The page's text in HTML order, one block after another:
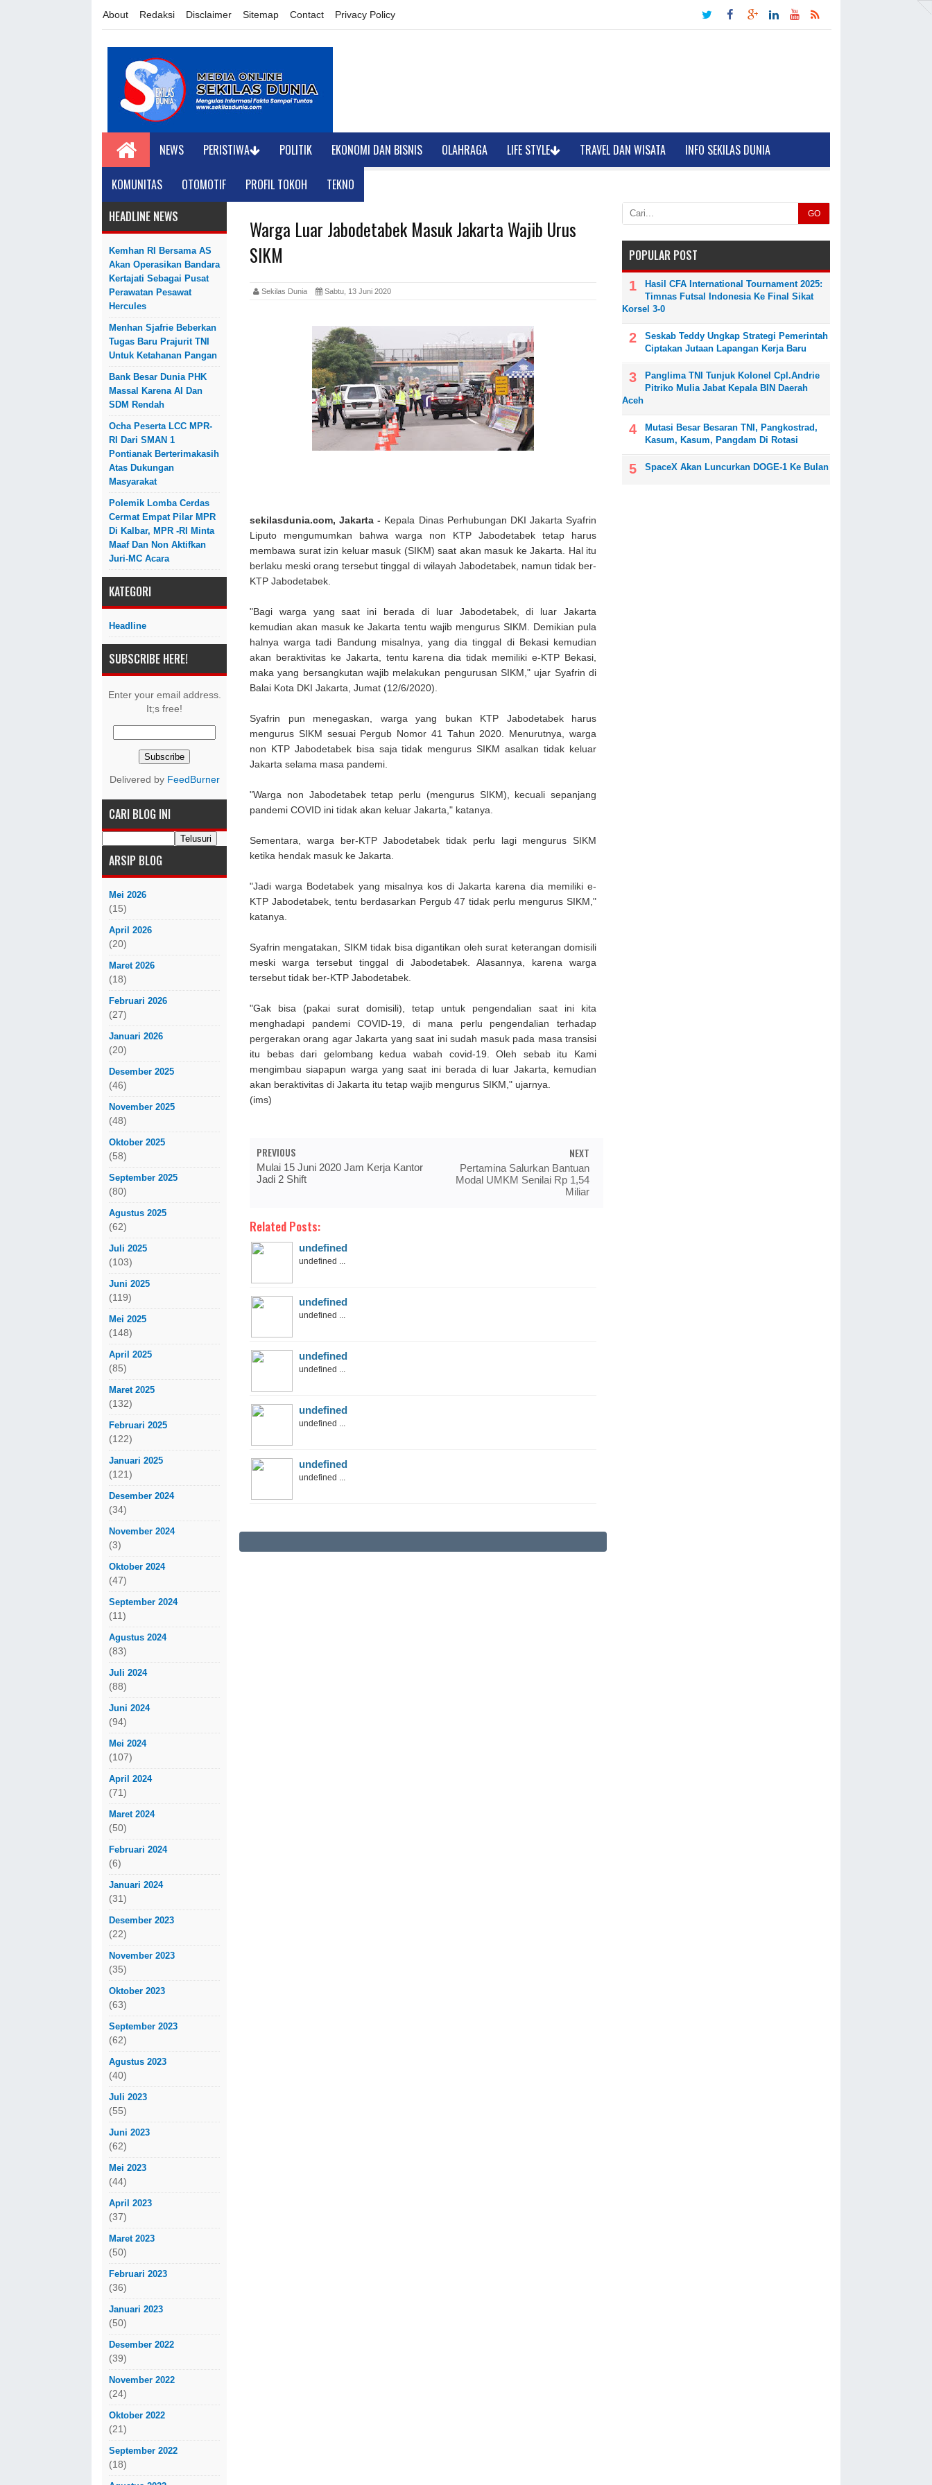
About Redaksi Disclaimer Sitemap Contact Privacy Policy
NEWS PERISTIWA POLITIK EKONOMI DAN BISNIS OLAHRAGA LIFE STYLE TRAVEL DAN WISATA INFO SEKILAS DUNIA
KOMUNITAS OTOMOTIF PROFIL TOKOH
TEKNO
HEADLINE NEWS
Kemhan RI Bersama AS
Akan Operasikan Bandara
Kertajati Sebagai Pusat
Perawatan Pesawat
Hercules
Menhan Sjafrie Beberkan
Tugas Baru Prajurit TNI
Untuk Ketahanan Pangan
Bank Besar Dunia PHK
Massal Karena AI Dan
SDM Rendah
Ocha Peserta LCC MPR-
RI Dari SMAN 1
Pontianak Berterimakasih
Atas Dukungan
Masyarakat
Polemik Lomba Cerdas
Cermat Empat Pilar MPR
Di Kalbar, MPR -RI Minta
Maaf Dan Non Aktifkan
Juri-MC Acara
KATEGORI
Headline
SUBSCRIBE HERE!
Enter your email address.
It;s free!
Delivered by FeedBurner
CARI BLOG INI
ARSIP BLOG
Mei 2026
(15)
April 2026
(20)
Maret 2026
(18)
Februari 2026
(27)
Januari 2026
(20)
Desember 2025
(46)
November 2025
(48)
Oktober 2025
(58)
September 2025
(80)
Agustus 2025
(62)
Juli 2025
(103)
Juni 2025
(119)
Mei 2025
(148)
April 2025
(85)
Maret 2025
(132)
Februari 2025
(122)
Januari 2025
(121)
Desember 2024
(34)
November 2024
(3)
Oktober 2024
(47)
September 2024
(11)
Agustus 2024
(83)
Juli 2024
(88)
Juni 2024
(94)
Mei 2024
(107)
April 2024
(71)
Maret 2024
(50)
Februari 2024
(6)
Januari 2024
(31)
Desember 2023
(22)
November 2023
(35)
Oktober 2023
(63)
September 2023
(62)
Agustus 2023
(40)
Juli 2023
(55)
Juni 2023
(62)
Mei 2023
(44)
April 2023
(37)
Maret 2023
(50)
Februari 2023
(36)
Januari 2023
(50)
Desember 2022
(39)
November 2022
(24)
Oktober 2022
(21)
September 2022
(18)
Warga Luar Jabodetabek Masuk Jakarta Wajib Urus
SIKM
Sekilas Dunia Sabtu, 13 Juni 2020
sekilasdunia.com, Jakarta - Kepala Dinas Perhubungan DKI Jakarta Syafrin
Liputo mengumumkan bahwa warga non KTP Jabodetabek tetap harus
membawa surat izin keluar masuk (SIKM) saat akan masuk ke Jakarta. Hal itu
berlaku meski orang tersebut tinggal di wilayah Jabodetabek, namun tidak ber-
KTP Jabodetabek.
"Bagi warga yang saat ini berada di luar Jabodetabek, di luar Jakarta
kemudian akan masuk ke Jakarta tentu wajib mengurus SIKM. Demikian pula
halnya warga tadi Bandung misalnya, yang dia tinggal di Bekasi kemudian
akan beraktivitas ke Jakarta, tentu karena dia tidak memiliki e-KTP Bekasi,
maka yang bersangkutan wajib melakukan pengurusan SIKM," ujar Syafrin di
Balai Kota DKI Jakarta, Jumat (12/6/2020).
Syafrin pun menegaskan, warga yang bukan KTP Jabodetabek harus
mengurus SIKM sesuai Pergub Nomor 41 Tahun 2020. Menurutnya, warga
non KTP Jabodetabek bisa saja tidak mengurus SIKM asalkan tidak keluar
Jakarta selama masa pandemi.
"Warga non Jabodetabek tetap perlu (mengurus SIKM), kecuali sepanjang
pandemi COVID ini tidak akan keluar Jakarta," katanya.
Sementara, warga ber-KTP Jabodetabek tidak perlu lagi mengurus SIKM
ketika hendak masuk ke Jakarta.
"Jadi warga Bodetabek yang misalnya kos di Jakarta karena dia memiliki e-
KTP Jabodetabek, tentu berdasarkan Pergub 47 tidak perlu mengurus SIKM,"
katanya.
Syafrin mengatakan, SIKM tidak bisa digantikan oleh surat keterangan domisili
meski warga tersebut tinggal di Jabodetabek. Alasannya, karena warga
tersebut tidak ber-KTP Jabodetabek.
"Gak bisa (pakai surat domisili), tetap untuk pengendalian saat ini kita
menghadapi pandemi COVID-19, di mana perlu pengendalian terhadap
pergerakan orang agar Jakarta yang saat ini sudah masuk pada masa transisi
itu bebas dari gelombang kedua wabah covid-19. Oleh sebab itu Kami
mengimbau siapapun warga yang saat ini berada di luar Jakarta, kemudian
akan beraktivitas di Jakarta itu tetap wajib mengurus SIKM," ujarnya.
(ims)
PREVIOUS
Mulai 15 Juni 2020 Jam Kerja Kantor
Jadi 2 Shift
NEXT
Pertamina Salurkan Bantuan
Modal UMKM Senilai Rp 1,54
Miliar
Related Posts:
undefined
undefined ...
undefined
undefined ...
undefined
undefined ...
undefined
undefined ...
undefined
undefined ...
GO
POPULAR POST
Hasil CFA International Tournament 2025:
Timnas Futsal Indonesia Ke Final Sikat
Korsel 3-0
Seskab Teddy Ungkap Strategi Pemerintah
Ciptakan Jutaan Lapangan Kerja Baru
Panglima TNI Tunjuk Kolonel Cpl.Andrie
Pitriko Mulia Jabat Kepala BIN Daerah
Aceh
Mutasi Besar Besaran TNI, Pangkostrad,
Kasum, Kasum, Pangdam Di Rotasi
SpaceX Akan Luncurkan DOGE-1 Ke Bulan